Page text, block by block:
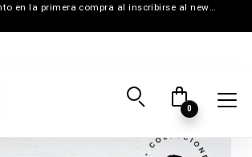
15% de descuento en la primera compra al inscribirse al newsletter
0